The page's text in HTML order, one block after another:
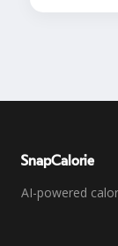
SnapCalorie
AI-powered